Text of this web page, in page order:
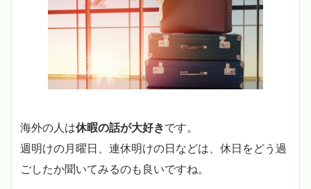
海外の人は休暇の話が大好きです。
週明けの月曜日、連休明けの日などは、休日をどう過
ごしたか聞いてみるのも良いですね。